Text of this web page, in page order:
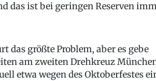
das ist bei geringen Reserven
das größte Problem, aber es gebe
am zweiten Drehkreuz
etwa wegen des Oktoberfestes